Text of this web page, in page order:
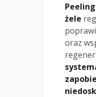
żele
oraz